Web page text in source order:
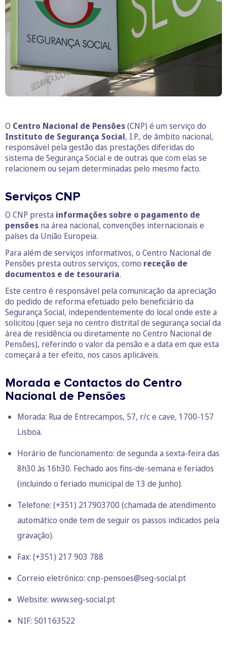
O Centro Nacional de Pensões(CNP) é um serviço do
Instituto de Segurança Social, I.P., de âmbito nacional,
responsável pela gestão das prestações diferidas do
sistema de Segurança Social e de outras que com elas se
relacionem ou sejam determinadas pelo mesmo facto.
Serviços CNP
O CNP presta informações sobre o pagamento de
pensões na área nacional, convenções internacionais e
países da União Europeia.
Para além de serviços informativos, o Centro Nacional de
Pensões presta outros serviços, como receção de
documentos e de tesouraria.
Este centro é responsável pela comunicação da apreciação
do pedido de reforma efetuado pelo beneficiário da
Segurança Social, independentemente do local onde este a
solicitou (quer seja no centro distrital de segurança social da
área de residência ou diretamente no Centro Nacional de
Pensões), referindo o valor da pensão e a data em que esta
começará a ter efeito, nos casos aplicáveis.
Morada e Contactos do Centro
Nacional de Pensões
Morada: Rua de Entrecampos, 57, r/c e cave, 1700-157
Lisboa.
Horário de funcionamento: de segunda a sexta-feira das
8h30 às 16h30. Fechado aos fins-de-semana e feriados
(incluindo o feriado municipal de 13 de Junho).
Telefone: (+351) 217903700 (chamada de atendimento
automático onde tem de seguir os passos indicados pela
gravação).
Fax: (+351) 217 903 788
Correio eletrónico: cnp-pensoes@seg-social.pt
Website: www.seg-social.pt
NIF: 501163522